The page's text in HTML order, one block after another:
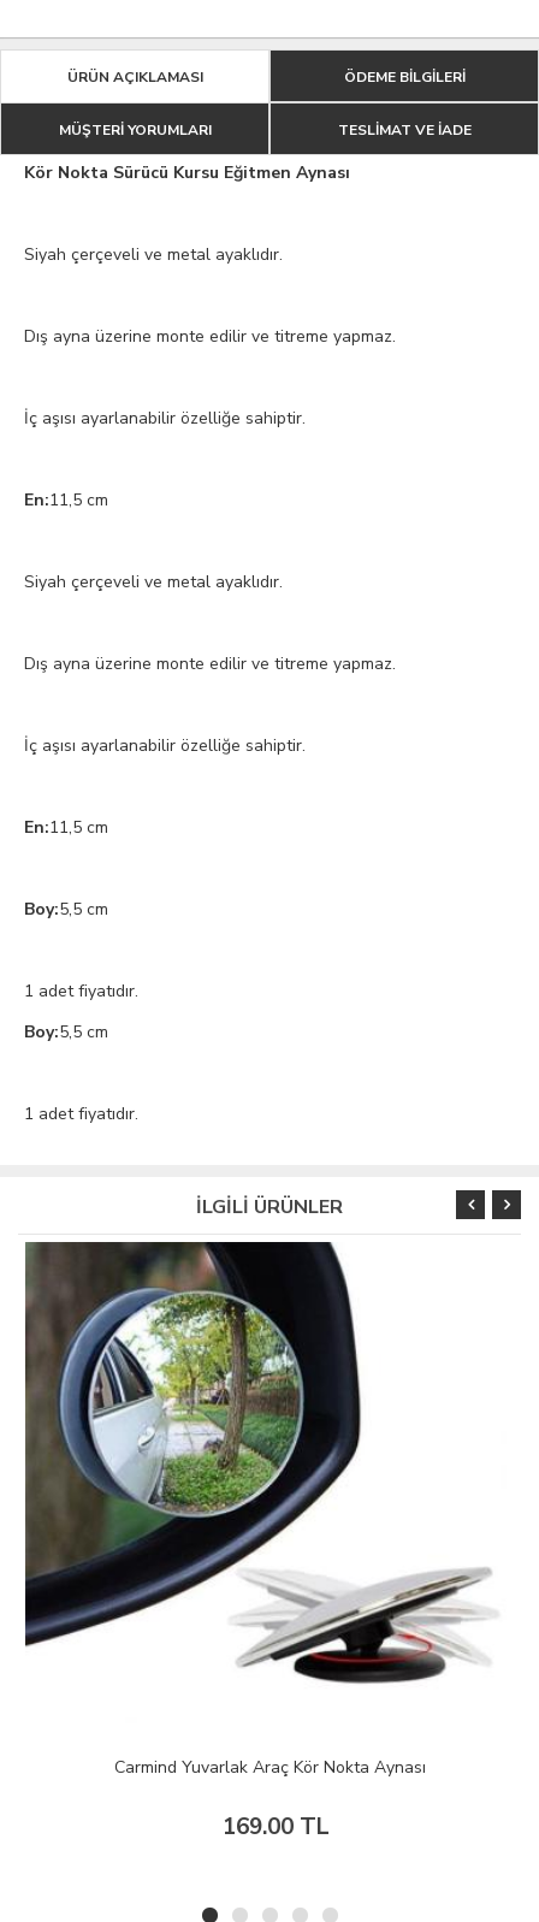
ÜRÜN AÇIKLAMASI ÖDEME BİLGİLERİ
MÜŞTERİ YORUMLARI TESLİMAT VE İADE
Kör Nokta Sürücü Kursu Eğitmen Aynası
Siyah çerçeveli ve metal ayaklıdır.
Dış ayna üzerine monte edilir ve titreme yapmaz.
İç aşısı ayarlanabilir özelliğe sahiptir.
En:11,5 cm
Siyah çerçeveli ve metal ayaklıdır.
Dış ayna üzerine monte edilir ve titreme yapmaz.
İç aşısı ayarlanabilir özelliğe sahiptir.
En:11,5 cm
Boy:5,5 cm
1 adet fiyatıdır.
Boy:5,5 cm
1 adet fiyatıdır.
İLGİLİ ÜRÜNLER
Carmind Oval Araç Kör Nokta Aynası
169.00 TL